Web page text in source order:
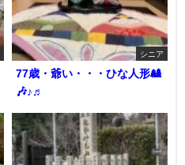
シニア
77歳・爺い・・・ひな人形🎎
🎶♪♬